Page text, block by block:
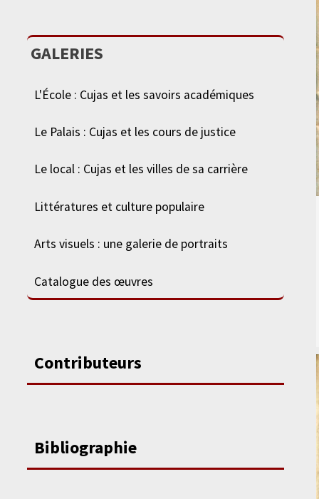
GALERIES
L'École : Cujas et les savoirs académiques
Le Palais : Cujas et les cours de justice
Le local : Cujas et les villes de sa carrière
Littératures et culture populaire
Arts visuels : une galerie de portraits
Catalogue des œuvres
Contributeurs
Bibliographie